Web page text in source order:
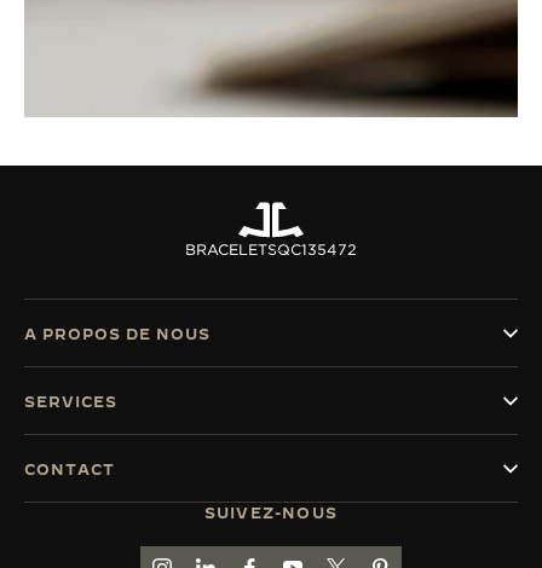
BRACELETSQC135472
SUIVEZ-NOUS
A PROPOS DE NOUS
SERVICES
CONTACT